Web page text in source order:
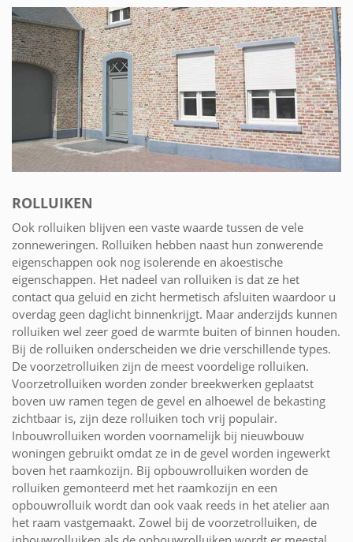
ROLLUIKEN
Ook rolluiken blijven een vaste waarde tussen de vele
zonneweringen. Rolluiken hebben naast hun zonwerende
eigenschappen ook nog isolerende en akoestische
eigenschappen. Het nadeel van rolluiken is dat ze het
contact qua geluid en zicht hermetisch afsluiten waardoor u
overdag geen daglicht binnenkrijgt. Maar anderzijds kunnen
rolluiken wel zeer goed de warmte buiten of binnen houden.
Bij de rolluiken onderscheiden we drie verschillende types.
De voorzetrolluiken zijn de meest voordelige rolluiken.
Voorzetrolluiken worden zonder breekwerken geplaatst
boven uw ramen tegen de gevel en alhoewel de bekasting
zichtbaar is, zijn deze rolluiken toch vrij populair.
Inbouwrolluiken worden voornamelijk bij nieuwbouw
woningen gebruikt omdat ze in de gevel worden ingewerkt
boven het raamkozijn. Bij opbouwrolluiken worden de
rolluiken gemonteerd met het raamkozijn en een
opbouwrolluik wordt dan ook vaak reeds in het atelier aan
het raam vastgemaakt. Zowel bij de voorzetrolluiken, de